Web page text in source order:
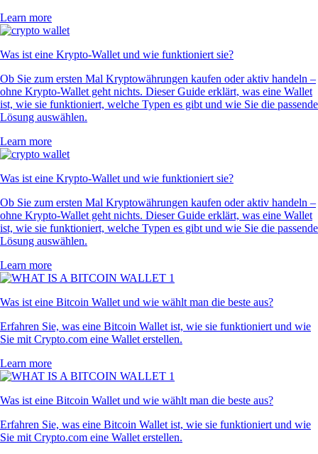
Learn more
Was ist eine Krypto-Wallet und wie funktioniert sie?
Ob Sie zum ersten Mal Kryptowährungen kaufen oder aktiv handeln –
ohne Krypto-Wallet geht nichts. Dieser Guide erklärt, was eine Wallet
ist, wie sie funktioniert, welche Typen es gibt und wie Sie die passende
Lösung auswählen.
Learn more
Was ist eine Krypto-Wallet und wie funktioniert sie?
Ob Sie zum ersten Mal Kryptowährungen kaufen oder aktiv handeln –
ohne Krypto-Wallet geht nichts. Dieser Guide erklärt, was eine Wallet
ist, wie sie funktioniert, welche Typen es gibt und wie Sie die passende
Lösung auswählen.
Learn more
Was ist eine Bitcoin Wallet und wie wählt man die beste aus?
Erfahren Sie, was eine Bitcoin Wallet ist, wie sie funktioniert und wie
Sie mit Crypto.com eine Wallet erstellen.
Learn more
Was ist eine Bitcoin Wallet und wie wählt man die beste aus?
Erfahren Sie, was eine Bitcoin Wallet ist, wie sie funktioniert und wie
Sie mit Crypto.com eine Wallet erstellen.